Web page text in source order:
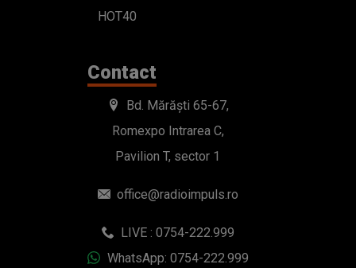
HOT40
Contact
Bd. Mărăști 65-67,
Romexpo Intrarea C,
Pavilion T, sector 1
office@radioimpuls.ro
LIVE : 0754-222.999
WhatsApp: 0754-222.999